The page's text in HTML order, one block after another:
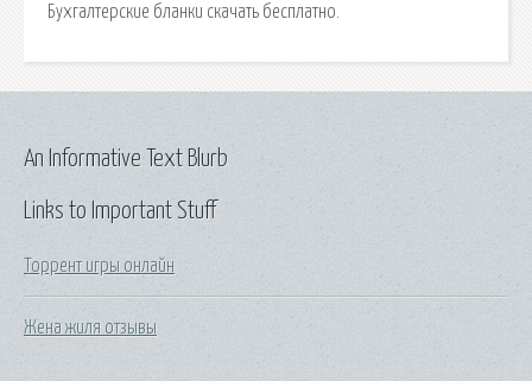
Бухгалтерские бланки скачать бесплатно.
Links to Important Stuff
Торрент игры онлайн
Жена жиля отзывы
An Informative Text Blurb